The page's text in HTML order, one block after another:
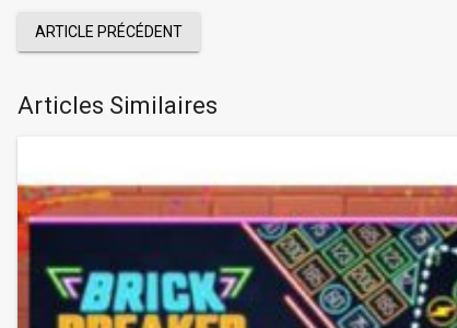
ARTICLE PRÉCÉDENT
Articles Similaires